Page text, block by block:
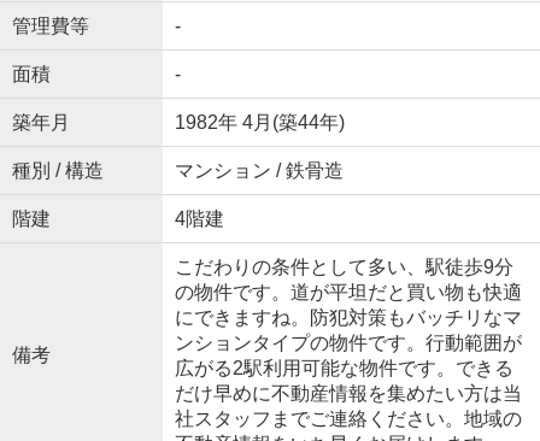
管理費等 -
面積 -
築年月 1982年 4月(築44年)
種別 / 構造 マンション / 鉄骨造
階建 4階建
備考
こだわりの条件として多い、駅徒歩9分
の物件です。道が平坦だと買い物も快適
にできますね。防犯対策もバッチリなマ
ンションタイプの物件です。行動範囲が
広がる2駅利用可能な物件です。できる
だけ早めに不動産情報を集めたい方は当
社スタッフまでご連絡ください。地域の